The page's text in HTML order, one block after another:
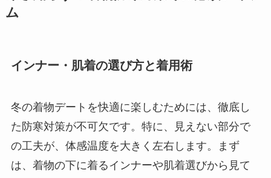
ム
インナー・肌着の選び方と着用術
冬の着物デートを快適に楽しむためには、徹底し
た防寒対策が不可欠です。特に、見えない部分で
の工夫が、体感温度を大きく左右します。まず
は、着物の下に着るインナーや肌着選びから見て